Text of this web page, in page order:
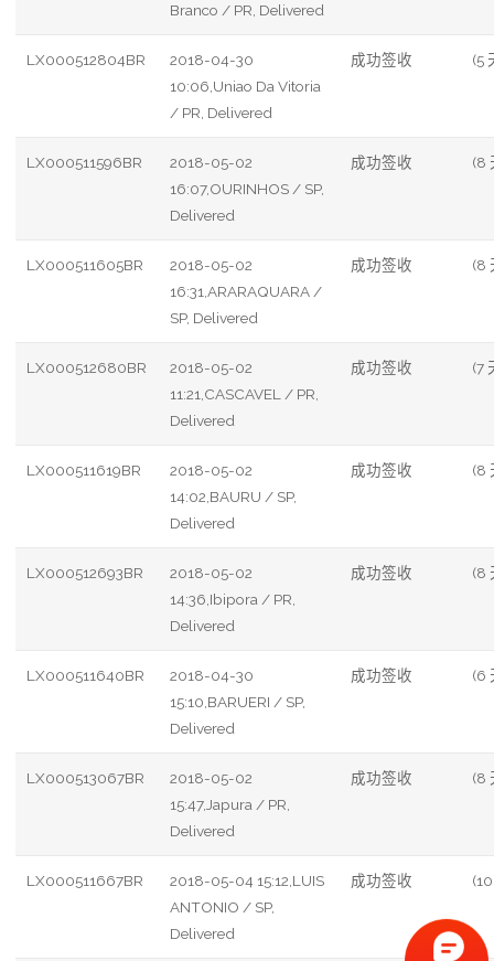
Branco / PR, Delivered
LX000512804BR
2018-04-30
10:06,Uniao Da Vitoria
/ PR, Delivered
成功签收 (5
LX000511596BR
2018-05-02
16:07,OURINHOS / SP,
Delivered
成功签收 (8
LX000511605BR
2018-05-02
16:31,ARARAQUARA /
SP, Delivered
成功签收 (8
LX000512680BR
2018-05-02
11:21,CASCAVEL / PR,
Delivered
成功签收 (7
LX000511619BR
2018-05-02
14:02,BAURU / SP,
Delivered
成功签收 (8
LX000512693BR
2018-05-02
14:36,Ibipora / PR,
Delivered
成功签收 (8
LX000511640BR
2018-04-30
15:10,BARUERI / SP,
Delivered
成功签收 (6
LX000513067BR
2018-05-02
15:47,Japura / PR,
Delivered
成功签收 (8
LX000511667BR
2018-05-04 15:12,LUIS
ANTONIO / SP,
Delivered
成功签收